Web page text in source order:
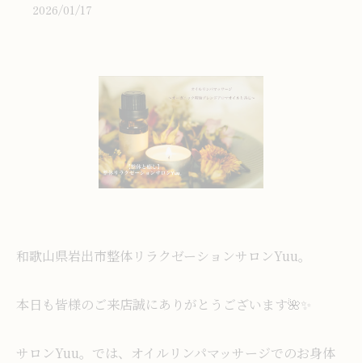
2026/01/17
和歌山県岩出市整体リラクゼーションサロンYuu。
本日も皆様のご来店誠にありがとうございます🌺✨
サロンYuu。では、オイルリンパマッサージでのお身体